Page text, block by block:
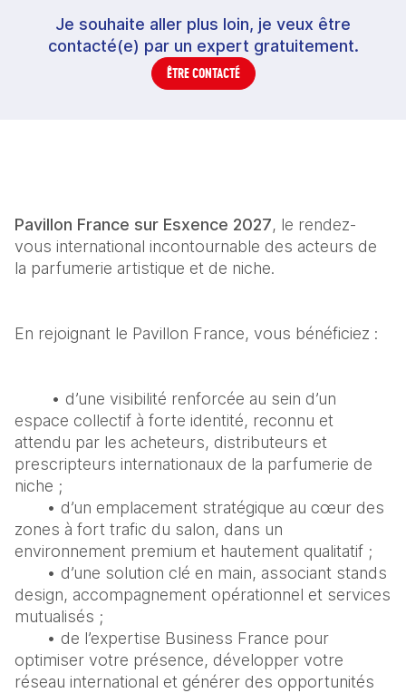
Je souhaite aller plus loin, je veux être
contacté(e) par un expert gratuitement.
ÊTRE CONTACTÉ
Pavillon France sur Esxence 2027, le rendez-
vous international incontournable des acteurs de
la parfumerie artistique et de niche.
En rejoignant le Pavillon France, vous bénéficiez :
• d’une visibilité renforcée au sein d’un
espace collectif à forte identité, reconnu et
attendu par les acheteurs, distributeurs et
prescripteurs internationaux de la parfumerie de
niche ;
• d’un emplacement stratégique au cœur des
zones à fort trafic du salon, dans un
environnement premium et hautement qualitatif ;
• d’une solution clé en main, associant stands
design, accompagnement opérationnel et services
mutualisés ;
• de l’expertise Business France pour
optimiser votre présence, développer votre
réseau international et générer des opportunités